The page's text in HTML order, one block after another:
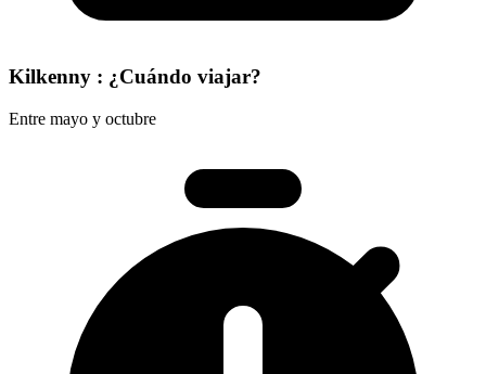
Kilkenny : ¿Cuándo viajar?
Entre mayo y octubre